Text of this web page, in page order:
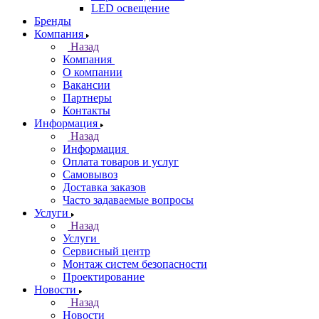
LED освещение
Бренды
Компания
Назад
Компания
О компании
Вакансии
Партнеры
Контакты
Информация
Назад
Информация
Оплата товаров и услуг
Самовывоз
Доставка заказов
Часто задаваемые вопросы
Услуги
Назад
Услуги
Сервисный центр
Монтаж систем безопасности
Проектирование
Новости
Назад
Новости